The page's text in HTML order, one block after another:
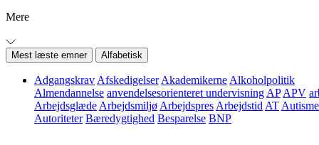
Mere
Mest læste emner Alfabetisk
Adgangskrav Afskedigelser Akademikerne Alkoholpolitik
Almendannelse anvendelsesorienteret undervisning AP APV
Arbejdsglæde Arbejdsmiljø Arbejdspres Arbejdstid AT Autisme
Autoriteter Bæredygtighed Besparelse BNP